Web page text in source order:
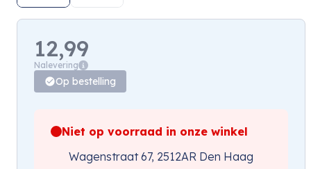
12,99
Nalevering
Op bestelling
Niet op voorraad in onze winkel
Wagenstraat 67, 2512AR Den Haag